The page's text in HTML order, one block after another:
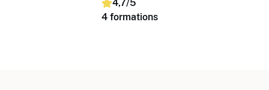
4,7/5
4 formations